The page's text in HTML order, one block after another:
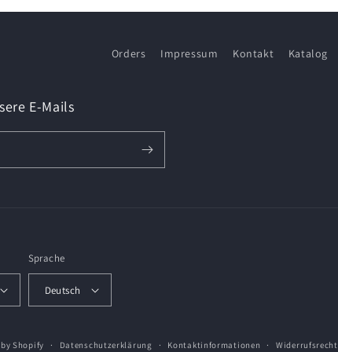
Orders Impressum Kontakt Katalog
E-Mails
Sprache
Deutsch
Shopify Datenschutzerklärung Kontaktinformationen Widerrufsrecht